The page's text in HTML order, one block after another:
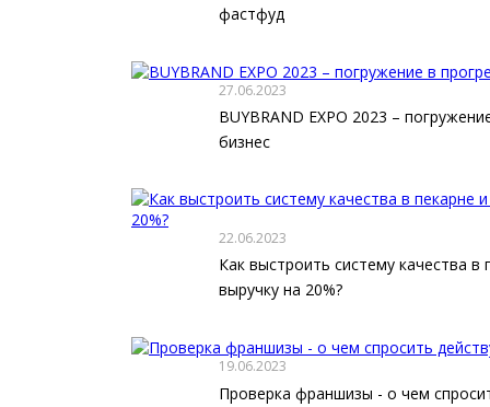
фастфуд
27.06.2023
BUYBRAND EXPO 2023 –
бизнес
22.06.2023
Как выстроить систему качества в
выручку на 20%?
19.06.2023
Проверка франшизы - о чем